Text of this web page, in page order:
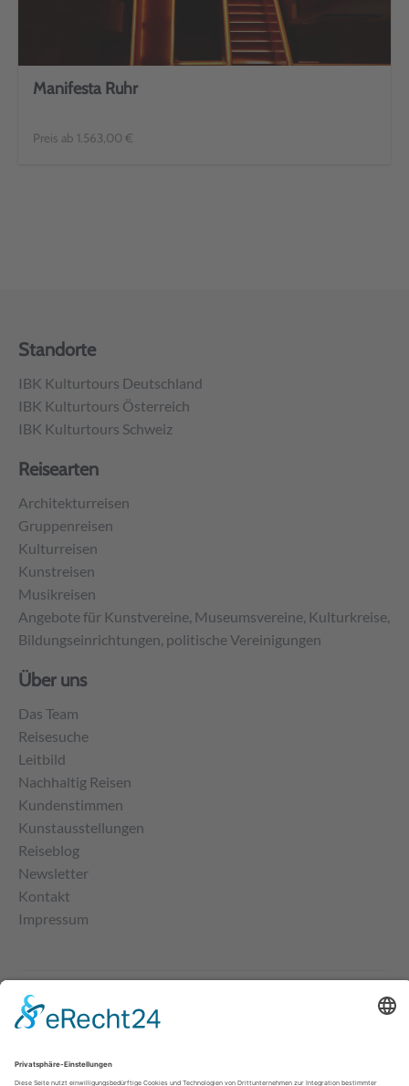
Manifesta Ruhr
Preis ab 1.563,00 €
Standorte
IBK Kulturtours Deutschland
IBK Kulturtours Österreich
IBK Kulturtours Schweiz
Reisearten
Architekturreisen
Gruppenreisen
Kulturreisen
Kunstreisen
Musikreisen
Angebote für Kunstvereine, Museumsvereine, Kulturkreise,
Bildungseinrichtungen, politische Vereinigungen
Über uns
Das Team
Reisesuche
Leitbild
Nachhaltig Reisen
Kundenstimmen
Kunstausstellungen
Reiseblog
Newsletter
Kontakt
Impressum
Über uns
© 2026 IBK Kulturtours GmbH |Impressum|Datenschutz|AGB